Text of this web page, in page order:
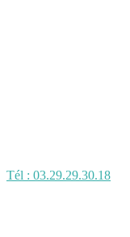
Tél : 03.29.29.30.18